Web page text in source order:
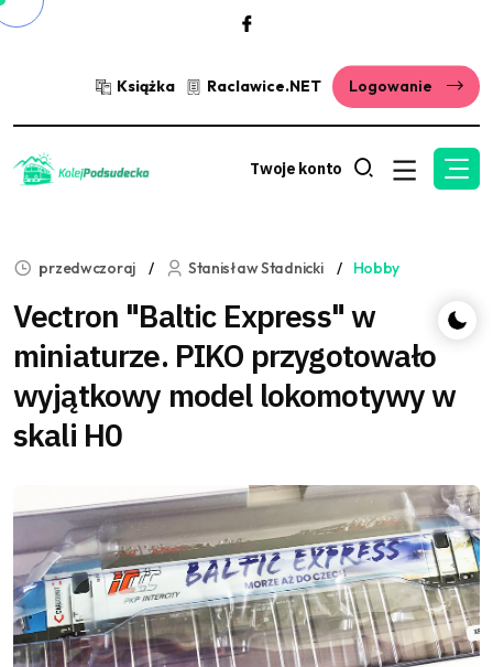
Książka Raclawice.NET Logowanie
Twoje konto
przedwczoraj Stanisław Stadnicki Hobby
Vectron "Baltic Express" w
miniaturze. PIKO przygotowało
wyjątkowy model lokomotywy w
skali H0